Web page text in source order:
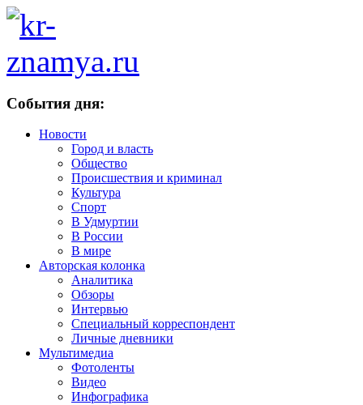
События дня:
Новости
Город и власть
Общество
Происшествия и криминал
Культура
Спорт
В Удмуртии
В России
В мире
Авторская колонка
Аналитика
Обзоры
Интервью
Специальный корреспондент
Личные дневники
Мультимедиа
Фотоленты
Видео
Инфографика